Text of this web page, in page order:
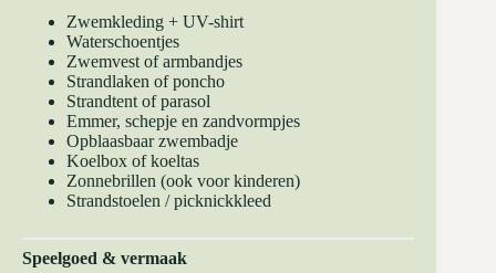
Zwemkleding + UV-shirt
Waterschoentjes
Zwemvest of armbandjes
Strandlaken of poncho
Strandtent of parasol
Emmer, schepje en zandvormpjes
Opblaasbaar zwembadje
Koelbox of koeltas
Zonnebrillen (ook voor kinderen)
Strandstoelen / picknickkleed
Speelgoed & vermaak